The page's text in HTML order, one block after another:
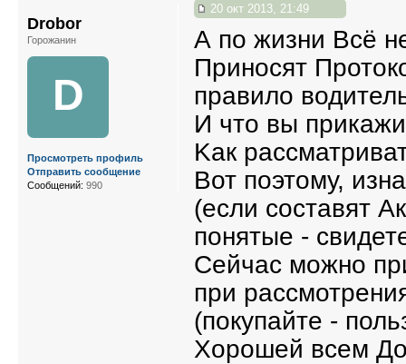
20 окт 2013, 21:49
А по жизни Всё
Приносят
правило
И что вы
Kак
Вот поэтому,
(если составят
понятые -
Сейчас можно
при
(покупайте -
Хорошей всем
Drobor
Горожанин
D
Просмотреть профиль
Отправить сообщение
Сообщений: 990